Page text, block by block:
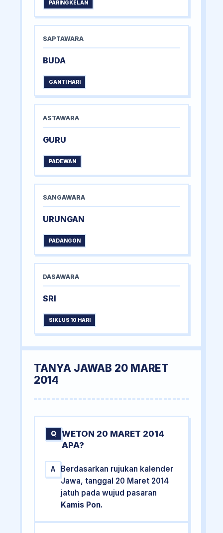
PARINGKELAN
SAPTAWARA
BUDA
GANTI HARI
ASTAWARA
GURU
PADEWAN
SANGAWARA
URUNGAN
PADANGON
DASAWARA
SRI
SIKLUS 10 HARI
TANYA JAWAB 20 MARET
2014
Q
WETON 20 MARET 2014
APA?
A
Berdasarkan rujukan kalender
Jawa, tanggal 20 Maret 2014
jatuh pada wujud pasaran
Kamis Pon.